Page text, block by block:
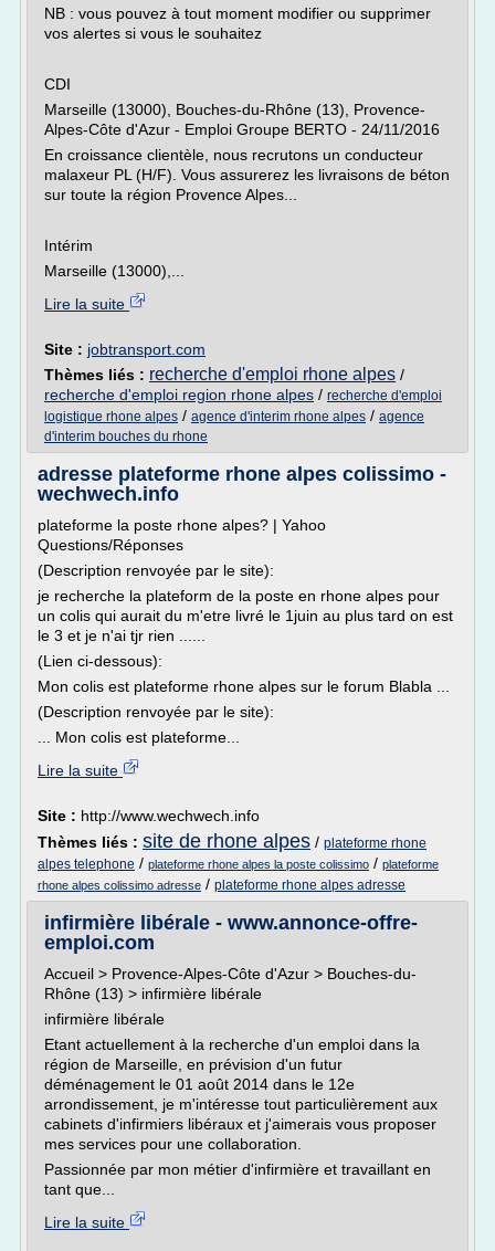
NB : vous pouvez à tout moment modifier ou supprimer
vos alertes si vous le souhaitez
CDI
Marseille (13000), Bouches-du-Rhône (13), Provence-
Alpes-Côte d'Azur - Emploi Groupe BERTO - 24/11/2016
En croissance clientèle, nous recrutons un conducteur
malaxeur PL (H/F). Vous assurerez les livraisons de béton
sur toute la région Provence Alpes...
Intérim
Marseille (13000),...
Lire la suite
Site : jobtransport.com
Thèmes liés : recherche d'emploi rhone alpes /
recherche d'emploi region rhone alpes / recherche d'emploi
logistique rhone alpes / agence d'interim rhone alpes / agence
d'interim bouches du rhone
adresse plateforme rhone alpes colissimo -
wechwech.info
plateforme la poste rhone alpes? | Yahoo
Questions/Réponses
(Description renvoyée par le site):
je recherche la plateform de la poste en rhone alpes pour
un colis qui aurait du m'etre livré le 1juin au plus tard on est
le 3 et je n'ai tjr rien ......
(Lien ci-dessous):
Mon colis est plateforme rhone alpes sur le forum Blabla ...
(Description renvoyée par le site):
... Mon colis est plateforme...
Lire la suite
Site : http://www.wechwech.info
Thèmes liés : site de rhone alpes / plateforme rhone
alpes telephone / plateforme rhone alpes la poste colissimo / plateforme
rhone alpes colissimo adresse / plateforme rhone alpes adresse
infirmière libérale - www.annonce-offre-
emploi.com
Accueil > Provence-Alpes-Côte d'Azur > Bouches-du-
Rhône (13) > infirmière libérale
infirmière libérale
Etant actuellement à la recherche d'un emploi dans la
région de Marseille, en prévision d'un futur
déménagement le 01 août 2014 dans le 12e
arrondissement, je m'intéresse tout particulièrement aux
cabinets d'infirmiers libéraux et j'aimerais vous proposer
mes services pour une collaboration.
Passionnée par mon métier d'infirmière et travaillant en
tant que...
Lire la suite